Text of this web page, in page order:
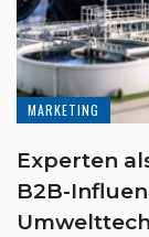
MARKETING
Experten
B2B-